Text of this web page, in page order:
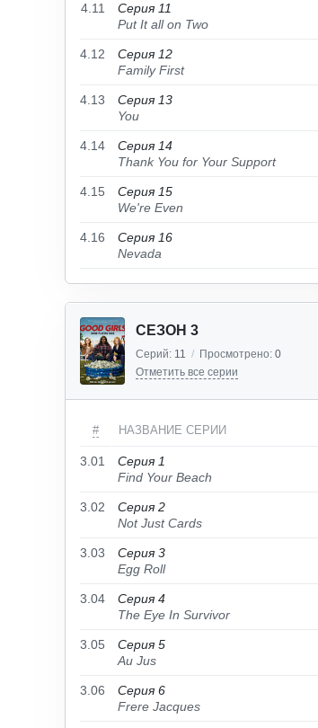
4.11
Серия 11
Put It all on Two
4.12
Серия 12
Family First
4.13
Серия 13
You
4.14
Серия 14
Thank You for Your Support
4.15
Серия 15
We're Even
4.16
Серия 16
Nevada
СЕЗОН 3
Серий: 11 / Просмотрено: 0
Отметить все серии
# НАЗВАНИЕ СЕРИИ
3.01
Серия 1
Find Your Beach
3.02
Серия 2
Not Just Cards
3.03
Серия 3
Egg Roll
3.04
Серия 4
The Eye In Survivor
3.05
Серия 5
Au Jus
3.06
Серия 6
Frere Jacques